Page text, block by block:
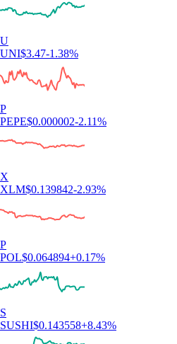
U
UNI$3.47-1.38%
P
PEPE$0.000002-2.11%
X
XLM$0.139842-2.93%
P
POL$0.064894+0.17%
S
SUSHI$0.143558+8.43%